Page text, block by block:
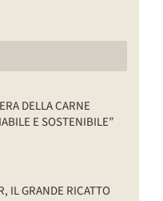
DELLA CARNE
E SOSTENIBILE”
IL GRANDE RICATTO